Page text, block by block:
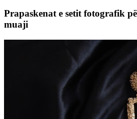
Prapaskenat e setit fotografik
muaji